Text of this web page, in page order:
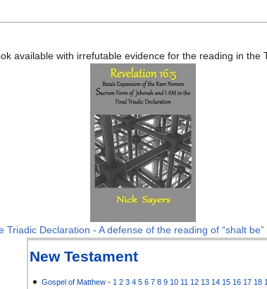
available with irrefutable evidence for the reading in the
Triadic Declaration - A defense of the reading of “shalt
New Testament
Gospel of Matthew - 1 2 3 4 5 6 7 8 9 10 11 12 13 14 15 16 17 18